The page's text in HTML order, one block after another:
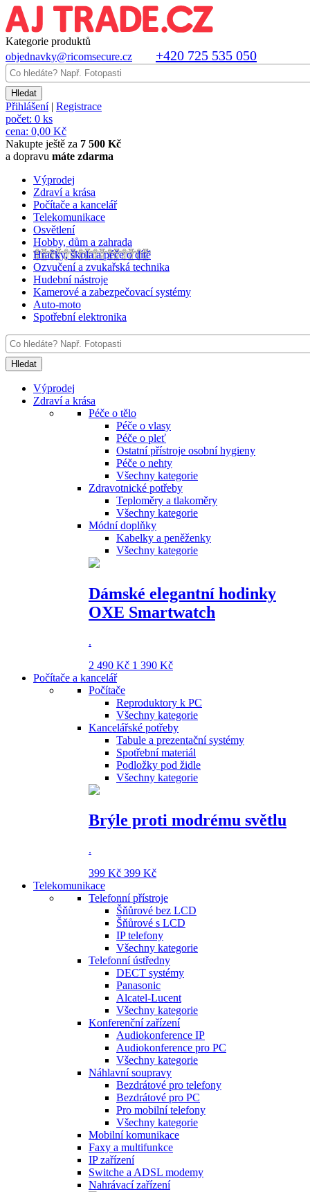
Kategorie produktů
objednavky@ricomsecure.cz
+420 725 535 050
Přihlášení| Registrace
počet: 0 ks
cena: 0,00 Kč
Nakupte ještě za 7 500 Kč
a dopravu máte zdarma
Výprodej
Zdraví a krása
Počítače a kancelář
Telekomunikace
Osvětlení
Hobby, dům a zahrada
Hračky, škola a péče o dítě
Ozvučení a zvukařská technika
Hudební nástroje
Kamerové a zabezpečovací systémy
Auto-moto
Spotřební elektronika
Výprodej
Zdraví a krása
Péče o tělo
Péče o vlasy
Péče o pleť
Ostatní přístroje osobní hygieny
Péče o nehty
Všechny kategorie
Zdravotnické potřeby
Teploměry a tlakoměry
Všechny kategorie
Módní doplňky
Kabelky a peněženky
Všechny kategorie
Dámské elegantní hodinky
OXE Smartwatch
.
2 490 Kč 1 390 Kč
Počítače a kancelář
Počítače
Reproduktory k PC
Všechny kategorie
Kancelářské potřeby
Tabule a prezentační systémy
Spotřební materiál
Podložky pod židle
Všechny kategorie
Brýle proti modrému světlu
.
399 Kč 399 Kč
Telekomunikace
Telefonní přístroje
Šňůrové bez LCD
Šňůrové s LCD
IP telefony
Všechny kategorie
Telefonní ústředny
DECT systémy
Panasonic
Alcatel-Lucent
Všechny kategorie
Konferenční zařízení
Audiokonference IP
Audiokonference pro PC
Všechny kategorie
Náhlavní soupravy
Bezdrátové pro telefony
Bezdrátové pro PC
Pro mobilní telefony
Všechny kategorie
Mobilní komunikace
Faxy a multifunkce
IP zařízení
Switche a ADSL modemy
Nahrávací zařízení